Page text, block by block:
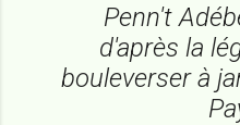
Penn't
d'après la
bouleverser à